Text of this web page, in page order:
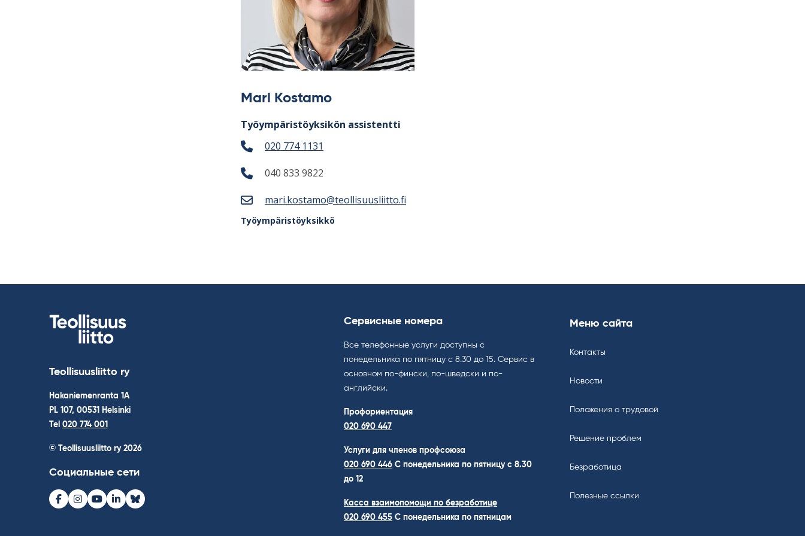
Mari Kostamo
Työympäristöyksikön assistentti
020 774 1131
040 833 9822
mari.kostamo@teollisuusliitto.fi
Työympäristöyksikkö
Teollisuusliitto ry
Hakaniemenranta 1A
PL 107, 00531 Helsinki
Tel 020 774 001
© Teollisuusliitto ry 2026
Социальные сети
Facebook
Instagram
Youtube
LinkedInBluesky
Сервисные номера
Все телефонные услуги доступны с
понедельника по пятницу с 8.30 до 15. Cервис в
основном по-фински, по-шведски и по-
английски.
Профориентация
020 690 447
Услуги для членов профсоюза
020 690 446 C понедельника по пятницу с 8.30
до 12
Касса взаимопомощи по безработице
020 690 455 С понедельника по пятницам
Меню сайта
Контакты
Новости
Положения о трудовой
Решение проблем
Безработица
Полезные ссылки